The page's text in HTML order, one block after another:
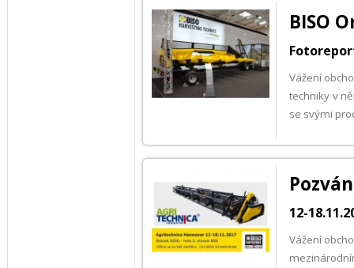
BISO
Vážení
techniky v
se svými
12-
Vážení